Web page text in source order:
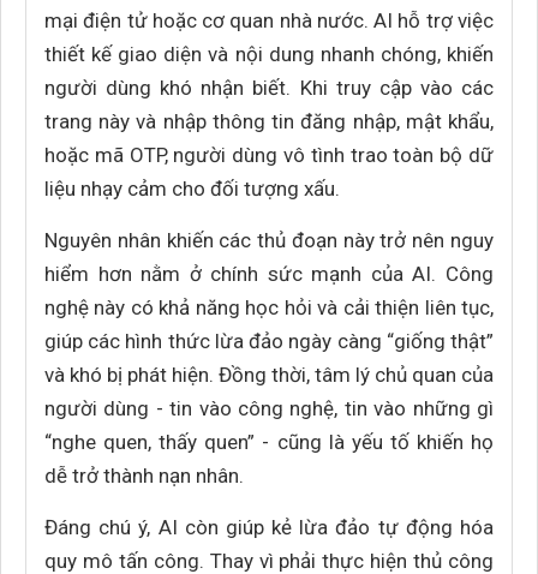
mại điện tử hoặc cơ quan nhà nước. AI hỗ trợ việc
thiết kế giao diện và nội dung nhanh chóng, khiến
người dùng khó nhận biết. Khi truy cập vào các
trang này và nhập thông tin đăng nhập, mật khẩu,
hoặc mã OTP, người dùng vô tình trao toàn bộ dữ
liệu nhạy cảm cho đối tượng xấu.
Nguyên nhân khiến các thủ đoạn này trở nên nguy
hiểm hơn nằm ở chính sức mạnh của AI. Công
nghệ này có khả năng học hỏi và cải thiện liên tục,
giúp các hình thức lừa đảo ngày càng “giống thật”
và khó bị phát hiện. Đồng thời, tâm lý chủ quan của
người dùng - tin vào công nghệ, tin vào những gì
“nghe quen, thấy quen” - cũng là yếu tố khiến họ
dễ trở thành nạn nhân.
Đáng chú ý, AI còn giúp kẻ lừa đảo tự động hóa
quy mô tấn công. Thay vì phải thực hiện thủ công